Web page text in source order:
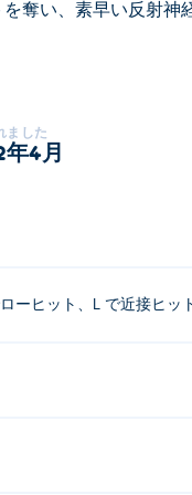
奪い、素早い反射神
。
ました
年4月
ーヒット、L で近接ヒッ